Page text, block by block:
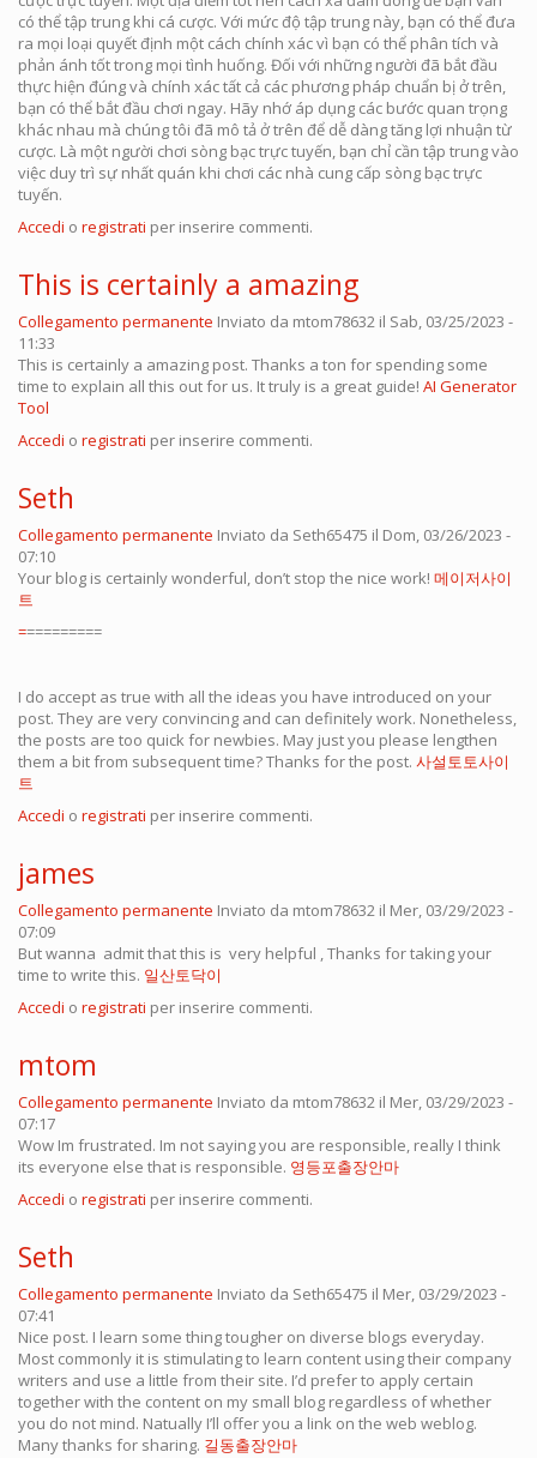
có thể tập trung khi cá cược. Với mức độ tập trung này, bạn có thể đưa
ra mọi loại quyết định một cách chính xác vì bạn có thể phân tích và
phản ánh tốt trong mọi tình huống. Đối với những người đã bắt đầu
thực hiện đúng và chính xác tất cả các phương pháp chuẩn bị ở trên,
bạn có thể bắt đầu chơi ngay. Hãy nhớ áp dụng các bước quan trọng
khác nhau mà chúng tôi đã mô tả ở trên để dễ dàng tăng lợi nhuận từ
cược. Là một người chơi sòng bạc trực tuyến, bạn chỉ cần tập trung vào
việc duy trì sự nhất quán khi chơi các nhà cung cấp sòng bạc trực
tuyến.
Accedi o registrati per inserire commenti.
This is certainly a amazing
Collegamento permanente Inviato da mtom78632 il Sab, 03/25/2023 -
11:33
This is certainly a amazing post. Thanks a ton for spending some
time to explain all this out for us. It truly is a great guide! AI Generator
Tool
Accedi o registrati per inserire commenti.
Seth
Collegamento permanente Inviato da Seth65475 il Dom, 03/26/2023 -
07:10
Your blog is certainly wonderful, don’t stop the nice work! 메이저사이
트
==========
I do accept as true with all the ideas you have introduced on your
post. They are very convincing and can definitely work. Nonetheless,
the posts are too quick for newbies. May just you please lengthen
them a bit from subsequent time? Thanks for the post. 사설토토사이
트
Accedi o registrati per inserire commenti.
james
Collegamento permanente Inviato da mtom78632 il Mer, 03/29/2023 -
07:09
But wanna admit that this is very helpful , Thanks for taking your
time to write this. 일산토닥이
Accedi o registrati per inserire commenti.
mtom
Collegamento permanente Inviato da mtom78632 il Mer, 03/29/2023 -
07:17
Wow Im frustrated. Im not saying you are responsible, really I think
its everyone else that is responsible. 영등포출장안마
Accedi o registrati per inserire commenti.
Seth
Collegamento permanente Inviato da Seth65475 il Mer, 03/29/2023 -
07:41
Nice post. I learn some thing tougher on diverse blogs everyday.
Most commonly it is stimulating to learn content using their company
writers and use a little from their site. I’d prefer to apply certain
together with the content on my small blog regardless of whether
you do not mind. Natually I’ll offer you a link on the web weblog.
Many thanks for sharing. 길동출장안마